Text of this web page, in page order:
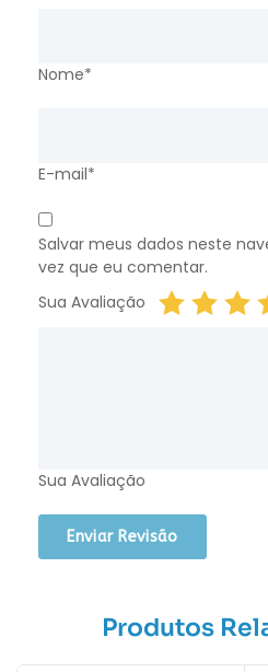
Nome*
E-mail*
Salvar meus dados neste
vez que eu comentar.
Sua Avaliação
Sua Avaliação
Produtos